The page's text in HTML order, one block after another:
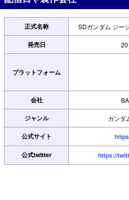
正式名称 SDガンダム ジー
発売日
プラットフォーム
会社
ジャンル ガンダ
公式サイト
公式twitter
https://